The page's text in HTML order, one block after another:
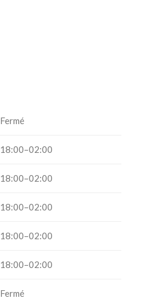
Fermé
18:00–02:00
18:00–02:00
18:00–02:00
18:00–02:00
18:00–02:00
Fermé